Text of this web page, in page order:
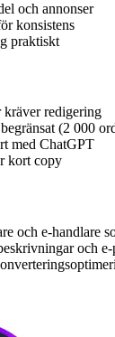
och annonser
konsistens
praktiskt
kräver redigering
(2 000
med ChatGPT
kort copy
och e-handlare
och